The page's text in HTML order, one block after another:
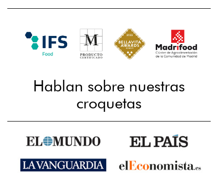
Hablan sobre nuestras
croquetas